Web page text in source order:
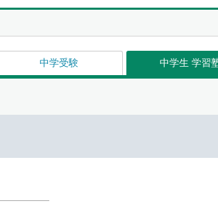
中学受験 中学生 学習